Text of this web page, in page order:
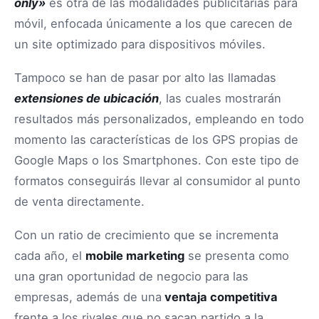
móvil, enfocada únicamente a los que carecen de
un site optimizado para dispositivos móviles.
Tampoco se han de pasar por alto las llamadas
extensiones de ubicación, las cuales mostrarán
resultados más personalizados, empleando en todo
momento las características de los GPS propias de
Google Maps o los Smartphones. Con este tipo de
formatos conseguirás llevar al consumidor al punto
de venta directamente.
Con un ratio de crecimiento que se incrementa
cada año, el mobile marketing se presenta como
una gran oportunidad de negocio para las
empresas, además de una ventaja competitiva